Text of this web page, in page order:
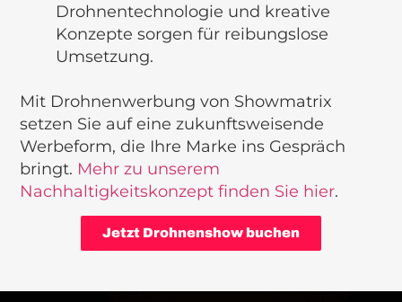
Drohnentechnologie und kreative
Konzepte sorgen für reibungslose
Umsetzung.
Mit Drohnenwerbung von Showmatrix
setzen Sie auf eine zukunftsweisende
Werbeform, die Ihre Marke ins Gespräch
bringt. Mehr zu unserem
Nachhaltigkeitskonzept finden Sie hier.
Jetzt Drohnenshow buchen